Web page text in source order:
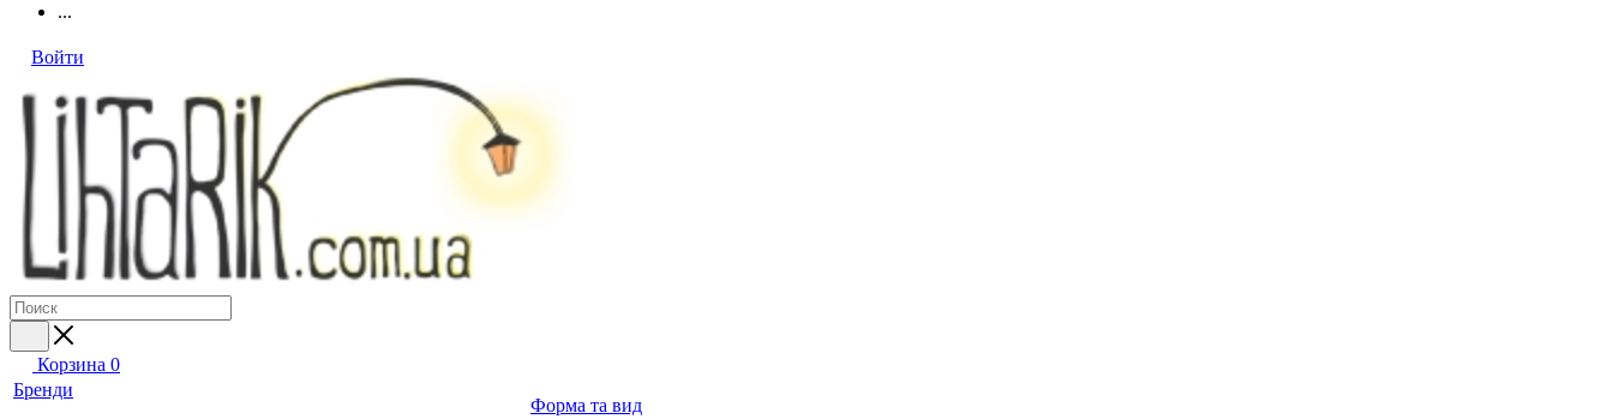
...
Войти
Корзина 0
Бренди
Форма та вид